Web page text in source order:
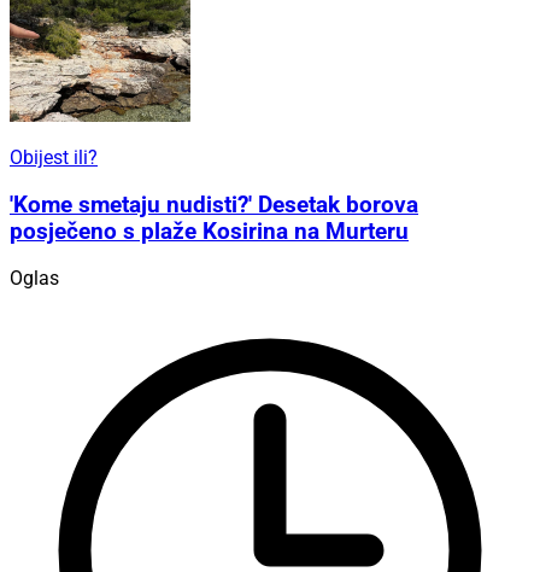
Obijest ili?
'Kome smetaju nudisti?' Desetak borova
posječeno s plaže Kosirina na Murteru
Oglas